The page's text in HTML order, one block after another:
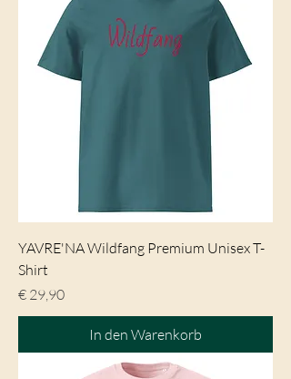
YAVRE'NA Wildfang Premium Unisex T-
Shirt
Preis
€ 29,90
In den Warenkorb